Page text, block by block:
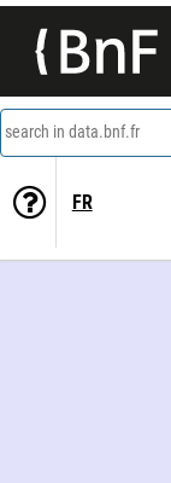
search in data.bnf.fr
FR